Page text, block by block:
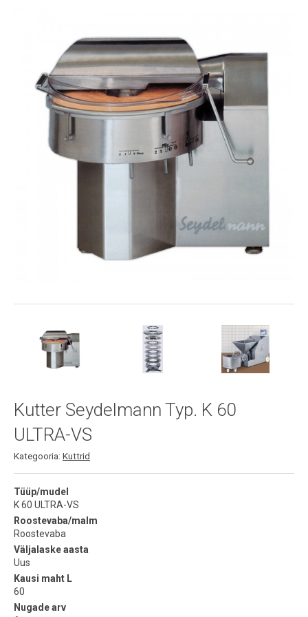
Kutter Seydelmann Typ. K 60
ULTRA-VS
Kategooria: Kuttrid
Tüüp/mudel
K 60 ULTRA-VS
Roostevaba/malm
Roostevaba
Väljalaske aasta
Uus
Kausi maht L
60
Nugade arv